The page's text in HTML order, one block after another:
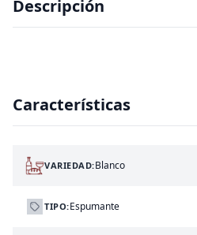
Descripción
Características
VARIEDAD:Blanco
TIPO:Espumante